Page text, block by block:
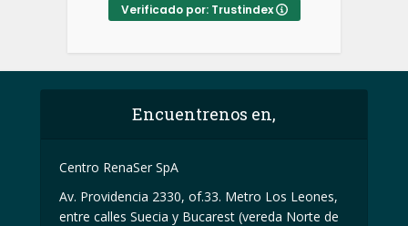
Verificado por: Trustindex
Encuentrenos en,
Centro RenaSer SpA
Av. Providencia 2330, of.33. Metro Los Leones,
entre calles Suecia y Bucarest (vereda Norte de